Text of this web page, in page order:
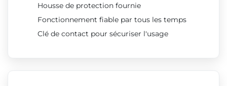
Housse de protection fournie
Fonctionnement fiable par tous les temps
Clé de contact pour sécuriser l'usage